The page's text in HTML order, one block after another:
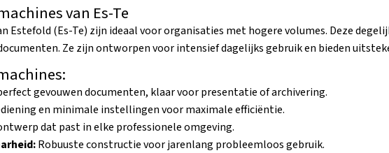
van Es-Te
Estefold (Es-Te) zijn ideaal voor organisaties met hogere volumes. Deze
Ze zijn ontworpen voor intensief dagelijks gebruik en bieden
gevouwen documenten, klaar voor presentatie of archivering.
en minimale instellingen voor maximale efficiëntie.
dat past in elke professionele omgeving.
Robuuste constructie voor jarenlang probleemloos gebruik.